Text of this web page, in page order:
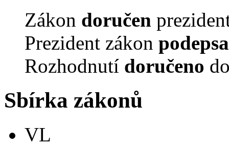
Zákon doručen
Prezident zákon
Rozhodnutí doručeno
Sbírka zákonů
VL